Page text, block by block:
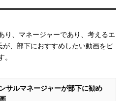
り、マネージャーであり、考えるエ
が、部下におすすめしたい動画をピ
。
サルマネージャーが部下に勧め